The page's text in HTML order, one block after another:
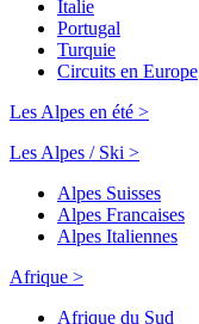
Italie
Portugal
Turquie
Circuits en Europe
Les Alpes en été >
Les Alpes / Ski >
Alpes Suisses
Alpes Francaises
Alpes Italiennes
Afrique >
Afrique du Sud